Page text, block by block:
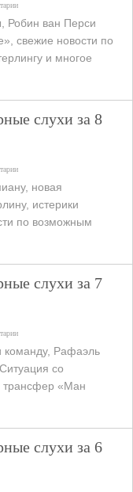
Робин ван Перси
свежие новости по
и многое
слухи за 8
новая
истерики
по возможным
слухи за 7
команду, Рафаэль
со
«Ман
слухи за 6